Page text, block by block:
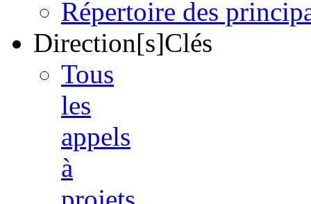
Répertoire des
Direction[s]Clés
Tous
les
appels
à